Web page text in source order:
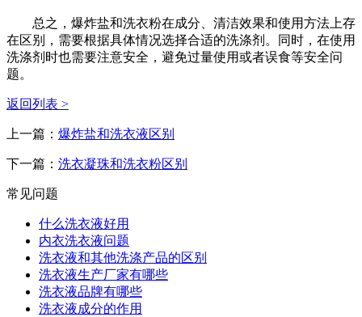
总之，爆炸盐和洗衣粉在成分、清洁效果和使用方法上存
在区别，需要根据具体情况选择合适的洗涤剂。同时，在使用
洗涤剂时也需要注意安全，避免过量使用或者误食等安全问
题。
返回列表 >
上一篇： 爆炸盐和洗衣液区别
下一篇： 洗衣凝珠和洗衣粉区别
常见问题
什么洗衣液好用
内衣洗衣液问题
洗衣液和其他洗涤产品的区别
洗衣液生产厂家有哪些
洗衣液品牌有哪些
洗衣液成分的作用